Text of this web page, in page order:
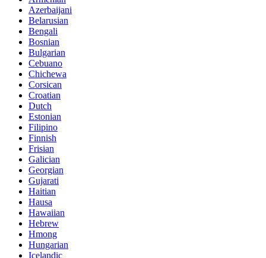
Azerbaijani
Belarusian
Bengali
Bosnian
Bulgarian
Cebuano
Chichewa
Corsican
Croatian
Dutch
Estonian
Filipino
Finnish
Frisian
Galician
Georgian
Gujarati
Haitian
Hausa
Hawaiian
Hebrew
Hmong
Hungarian
Icelandic